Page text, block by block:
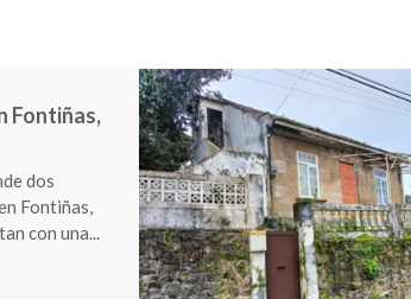
Roque,
un
pie de calle